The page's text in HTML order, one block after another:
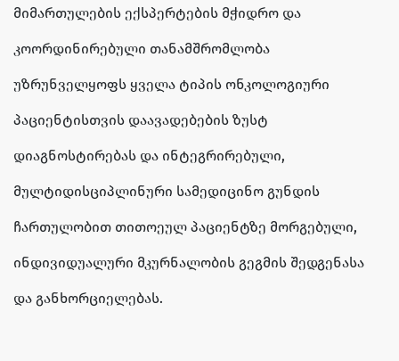
მიმართულების ექსპერტების მჭიდრო და
კოორდინირებული თანამშრომლობა
უზრუნველყოფს ყველა ტიპის ონკოლოგიური
პაციენტისთვის დაავადებების ზუსტ
დიაგნოსტირებას და ინტეგრირებული,
მულტიდისციპლინური სამედიცინო გუნდის
ჩართულობით თითოეულ პაციენტზე მორგებული,
ინდივიდუალური მკურნალობის გეგმის შედგენასა
და განხორციელებას.